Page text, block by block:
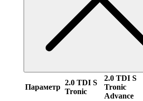
Параметр
2.0 TDI S
Tronic
2.0 TDI S
Tronic
Advance